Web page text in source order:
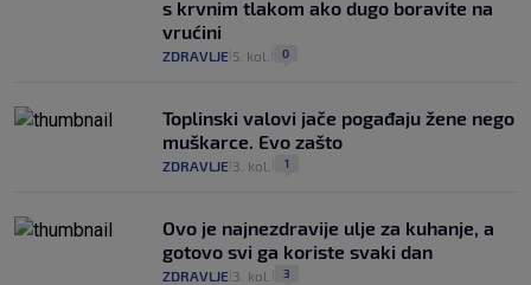
s krvnim tlakom ako dugo boravite na
vrućini
ZDRAVLJE 5. kol. 0
Toplinski valovi jače pogađaju žene nego
muškarce. Evo zašto
ZDRAVLJE 3. kol. 1
Ovo je najnezdravije ulje za kuhanje, a
gotovo svi ga koriste svaki dan
ZDRAVLJE 3. kol. 3